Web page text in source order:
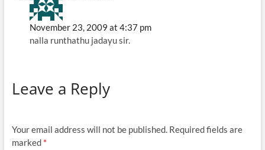
November 23, 2009 at 4:37 pm
nalla runthathu jadayu sir.
Leave a Reply
Your email address will not be published. Required fields are
marked *